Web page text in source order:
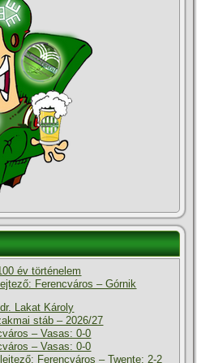
év történelem
Ferencváros – Górnik
Lakat Károly
stáb – 2026/27
– Vasas: 0-0
– Vasas: 0-0
Ferencváros – Twente: 2-2